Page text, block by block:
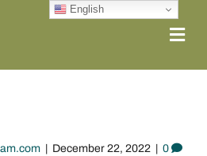
December 22, 2022 0
English